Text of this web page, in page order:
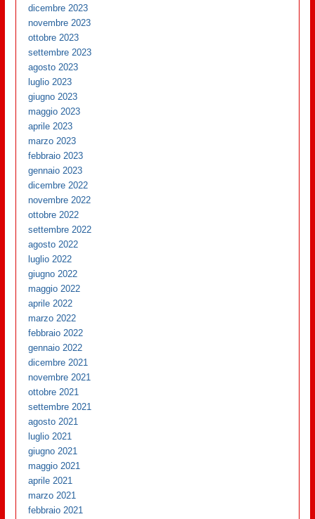
dicembre 2023
novembre 2023
ottobre 2023
settembre 2023
agosto 2023
luglio 2023
giugno 2023
maggio 2023
aprile 2023
marzo 2023
febbraio 2023
gennaio 2023
dicembre 2022
novembre 2022
ottobre 2022
settembre 2022
agosto 2022
luglio 2022
giugno 2022
maggio 2022
aprile 2022
marzo 2022
febbraio 2022
gennaio 2022
dicembre 2021
novembre 2021
ottobre 2021
settembre 2021
agosto 2021
luglio 2021
giugno 2021
maggio 2021
aprile 2021
marzo 2021
febbraio 2021